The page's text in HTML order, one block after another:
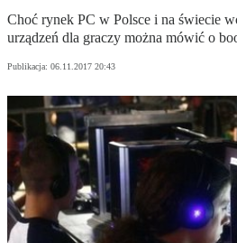
Choć rynek PC w Polsce i na świecie
urządzeń dla graczy można mówić o
Publikacja: 06.11.2017 20:43